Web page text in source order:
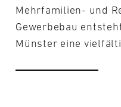
Mehrfamilien- und
Gewerbebau
Münster eine